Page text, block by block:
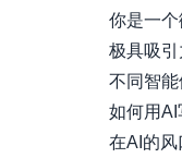
你是一
极具吸
不同智能
如何用
在AI的风